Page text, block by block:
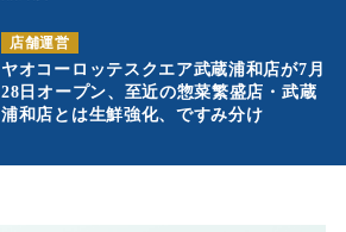
店舗運営
ヤオコーロッテスクエア武蔵浦和店が7月
28日オープン、至近の惣菜繁盛店・武蔵
浦和店とは生鮮強化、ですみ分け